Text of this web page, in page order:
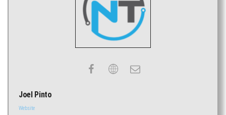
Joel Pinto
Website